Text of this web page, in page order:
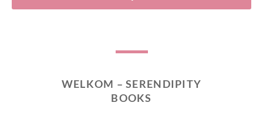
WELKOM – SERENDIPITY
BOOKS